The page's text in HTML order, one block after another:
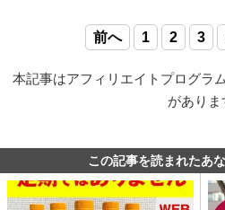
前へ 1 2 3
本記事はアフィリエイトプログラ
がありま
この記事を読まれたあ